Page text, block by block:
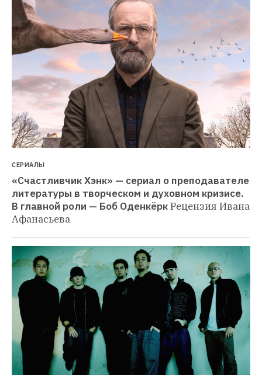
СЕРИАЛЫ
«Счастливчик Хэнк» — сериал о преподавателе
литературы в творческом и духовном кризисе.
В главной роли — Боб ОденкёркРецензия Ивана
Афанасьева